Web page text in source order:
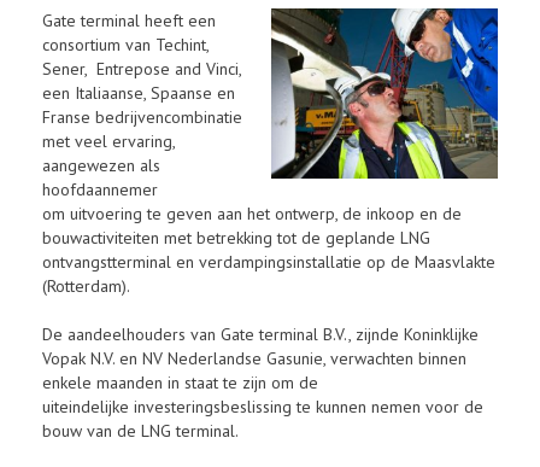
Gate terminal heeft een
consortium van Techint,
Sener, Entrepose and Vinci,
een Italiaanse, Spaanse en
Franse bedrijvencombinatie
met veel ervaring,
aangewezen als
hoofdaannemer
om uitvoering te geven aan het ontwerp, de inkoop en de
bouwactiviteiten met betrekking tot de geplande LNG
ontvangstterminal en verdampingsinstallatie op de Maasvlakte
(Rotterdam).
De aandeelhouders van Gate terminal B.V., zijnde Koninklijke
Vopak N.V. en NV Nederlandse Gasunie, verwachten binnen
enkele maanden in staat te zijn om de
uiteindelijke investeringsbeslissing te kunnen nemen voor de
bouw van de LNG terminal.